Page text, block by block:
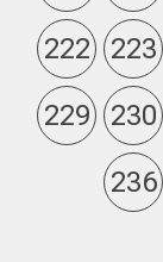
222
223
229
230
236